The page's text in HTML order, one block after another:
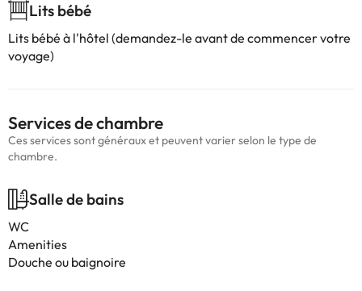
Lits bébé
Lits bébé à l'hôtel (demandez-le avant de commencer votre
voyage)
Services de chambre
Ces services sont généraux et peuvent varier selon le type de
chambre.
Salle de bains
WC
Amenities
Douche ou baignoire